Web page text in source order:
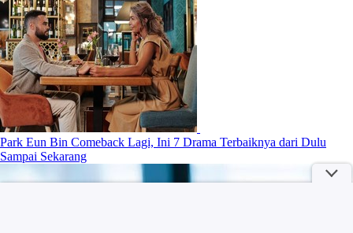
5 Pertanyaan saat PDKT yang Bantu Memahami Kecocokan dan
Karakter Calon Pasangan